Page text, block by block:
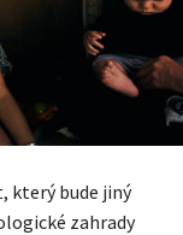
který bude jiný
zahrady